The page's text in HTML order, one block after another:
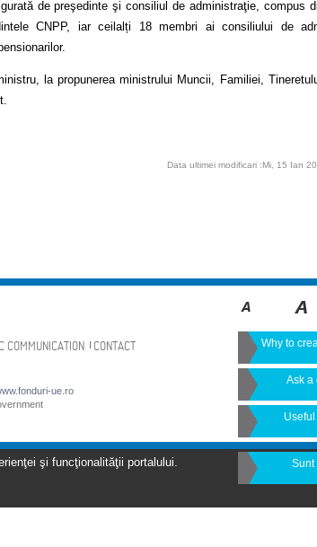
de preşedinte şi consiliul de administraţie, compus
CNPP, iar ceilalți 18 membri ai consiliului de
la propunerea ministrului Muncii, Familiei,
Data ultimei modificari :Mi, 15 Ian
COMMUNICATION CONTACT
ue.ro
Why to
Ask a
şi funcţionalităţii portalului.
Sunt